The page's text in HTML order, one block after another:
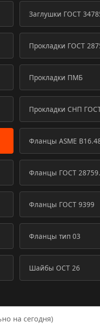
Заглушки ГОСТ
Прокладки ГОСТ
Прокладки ПМБ
Прокладки СНП
Фланцы ASME
Фланцы ГОСТ
Фланцы ГОСТ 9399
Фланцы тип 03
Шайбы ОСТ 26
на сегодня)